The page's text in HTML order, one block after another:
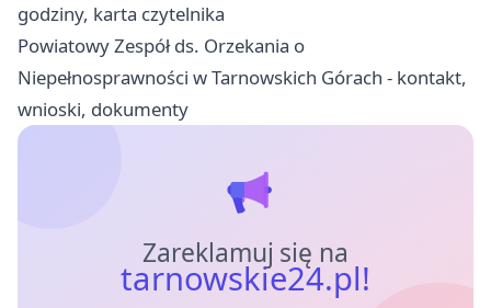
godziny, karta czytelnika
Powiatowy Zespół ds. Orzekania o
Niepełnosprawności w Tarnowskich Górach - kontakt,
wnioski, dokumenty
Zareklamuj się na
tarnowskie24.pl!